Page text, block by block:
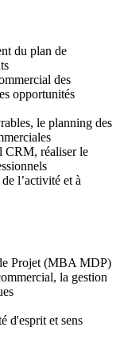
du plan de
des
opportunités
le planning des
CRM, réaliser le
l’activité et à
Projet (MBA MDP)
la gestion
d'esprit et sens